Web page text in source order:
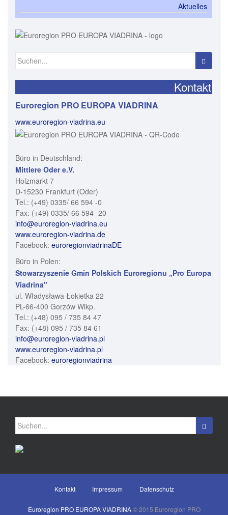
Aktuelles
Suchen
Kontakt
Euroregion PRO EUROPA VIADRINA
www.euroregion-viadrina.eu
Büro in Deutschland:
Mittlere Oder e.V.
Holzmarkt 7
D-15230 Frankfurt (Oder)
Tel.: (+49) 0335/ 66 594 -0
Fax: (+49) 0335/ 66 594 -20
info@euroregion-viadrina.eu
www.euroregion-viadrina.de
Facebook: euroregionviadrinaDE
Büro in Polen:
Stowarzyszenie Gmin Polskich Euroregionu „Pro Europa
Viadrina"
ul. Władysława Łokietka 22
PL-66-400 Gorzów Wlkp.
Tel.: (+48) 095 / 735 84 47
Fax: (+48) 095 / 735 84 61
info@euroregion-viadrina.pl
www.euroregion-viadrina.pl
Facebook: euroregionviadrina
Suchen
nach:
Kontakt Impressum Datenschutz
Euroregion PRO EUROPA VIADRINA© 2015 Euroregion PRO